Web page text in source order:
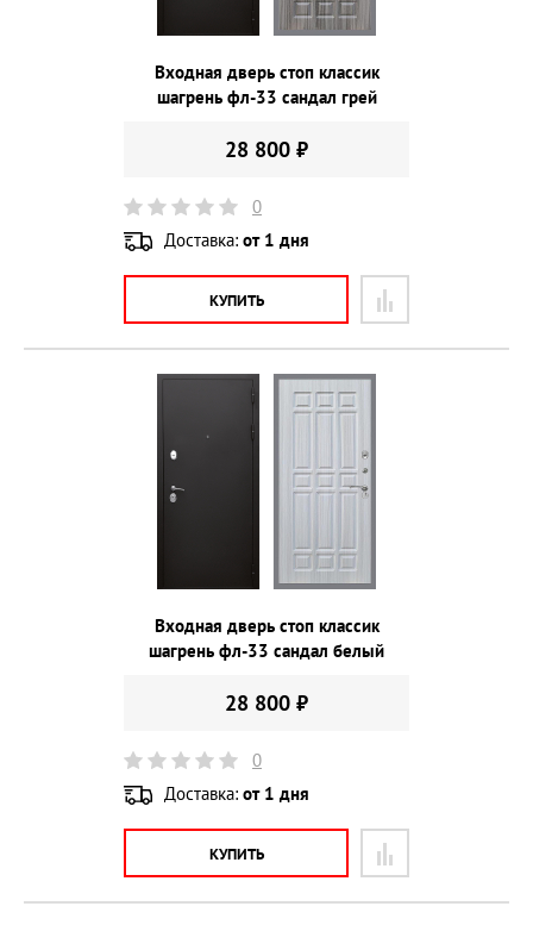
Входная дверь стоп классик
шагрень фл-33 сандал грей
28 800 ₽
0
Доставка: от 1 дня
КУПИТЬ
Входная дверь стоп классик
шагрень фл-33 сандал белый
28 800 ₽
0
Доставка: от 1 дня
КУПИТЬ